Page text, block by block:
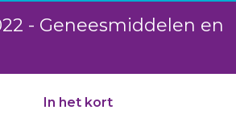
- Geneesmiddelen en
In het kort